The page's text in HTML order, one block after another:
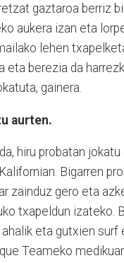
gaztaroa berriz
aukera izan eta
lehen
eta berezia da
gainera.
aurten.
hiru probatan
Bigarren
zainduz gero eta
txapeldun izateko.
eta gutxien surf
Teameko